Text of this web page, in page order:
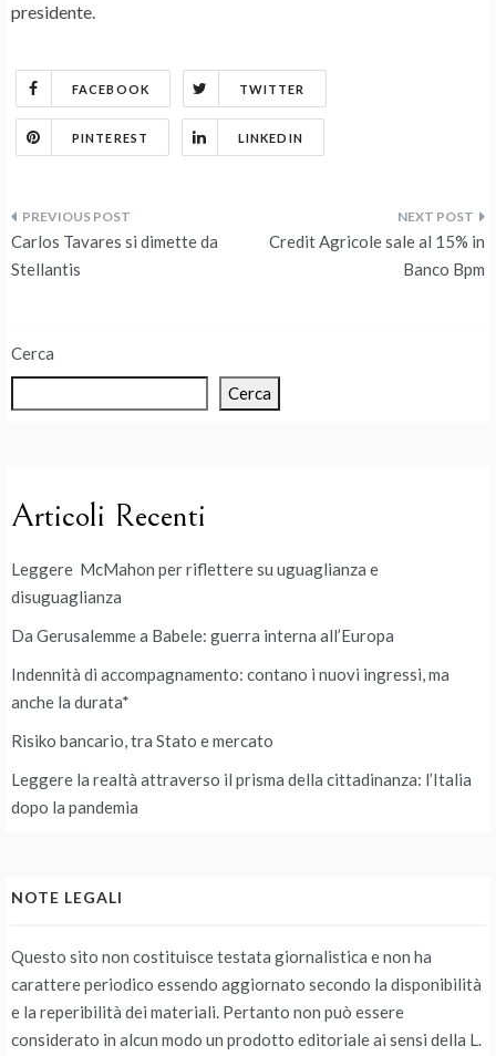
presidente.
FACEBOOK TWITTER
PINTEREST LINKEDIN
Navigazione
articoli
Carlos Tavares si dimette da
Stellantis
Credit Agricole sale al 15% in
Banco Bpm
Cerca
Cerca
Articoli Recenti
Leggere McMahon per riflettere su uguaglianza e
disuguaglianza
Da Gerusalemme a Babele: guerra interna all’Europa
Indennità di accompagnamento: contano i nuovi ingressi, ma
anche la durata*
Risiko bancario, tra Stato e mercato
Leggere la realtà attraverso il prisma della cittadinanza: l’Italia
dopo la pandemia
NOTE LEGALI
Questo sito non costituisce testata giornalistica e non ha
carattere periodico essendo aggiornato secondo la disponibilità
e la reperibilità dei materiali. Pertanto non può essere
considerato in alcun modo un prodotto editoriale ai sensi della L.